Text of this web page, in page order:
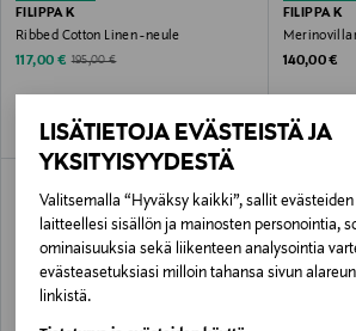
LISÄTIETOJA EVÄSTEISTÄ JA
YKSITYISYYDESTÄ
Valitsemalla “Hyväksy kaikki”, sallit
laitteellesi sisällön ja mainosten personointia,
ominaisuuksia sekä liikenteen analysointia
evästeasetuksiasi milloin tahansa sivun
linkistä.
FILIPPA K
Ribbed Cotton Linen -neule
Discounted Price
117,00 € Original Price
195,00 €
FILIPPA K
Original
140,00 €